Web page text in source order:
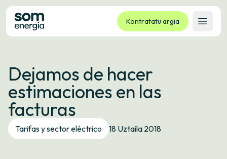
Kontratatu argia
Ireki
Tarifak
Zerbitzuak
Enpresak
Kooperatiba
Kontaktua
Dejamos de hacer
estimaciones en las
facturas
Tarifas y sector eléctrico 18 Uztaila 2018